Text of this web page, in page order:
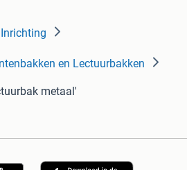
en Lectuurbakken
metaal'